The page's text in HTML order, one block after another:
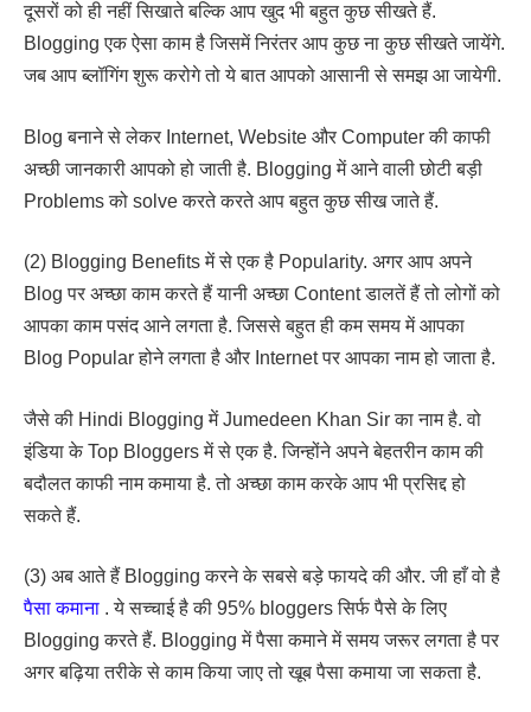
दूसरों को ही नहीं सिखाते बल्कि आप खुद भी बहुत कुछ सीखते हैं.
Blogging एक ऐसा काम है जिसमें निरंतर आप कुछ ना कुछ सीखते जायेंगे.
जब आप ब्लॉगिंग शुरू करोगे तो ये बात आपको आसानी से समझ आ जायेगी.
Blog बनाने से लेकर Internet, Website और Computer की काफी
अच्छी जानकारी आपको हो जाती है. Blogging में आने वाली छोटी बड़ी
Problems को solve करते करते आप बहुत कुछ सीख जाते हैं.
(2) Blogging Benefits में से एक है Popularity. अगर आप अपने
Blog पर अच्छा काम करते हैं यानी अच्छा Content डालतें हैं तो लोगों को
आपका काम पसंद आने लगता है. जिससे बहुत ही कम समय में आपका
Blog Popular होने लगता है और Internet पर आपका नाम हो जाता है.
जैसे की Hindi Blogging में Jumedeen Khan Sir का नाम है. वो
इंडिया के Top Bloggers में से एक है. जिन्होंने अपने बेहतरीन काम की
बदौलत काफी नाम कमाया है. तो अच्छा काम करके आप भी प्रसिद्द हो
सकते हैं.
(3) अब आते हैं Blogging करने के सबसे बड़े फायदे की और. जी हाँ वो है
पैसा कमाना . ये सच्चाई है की 95% bloggers सिर्फ पैसे के लिए
Blogging करते हैं. Blogging में पैसा कमाने में समय जरूर लगता है पर
अगर बढ़िया तरीके से काम किया जाए तो खूब पैसा कमाया जा सकता है.